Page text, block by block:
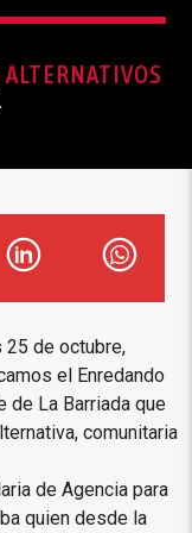
25 de octubre,
el Enredando
de La Barriada que
comunitaria
de Agencia para
quien desde la